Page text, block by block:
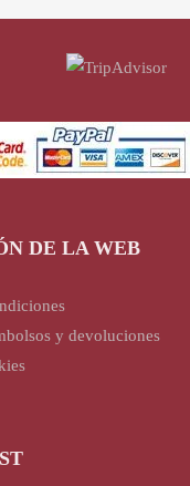
DE LA WEB
y devoluciones